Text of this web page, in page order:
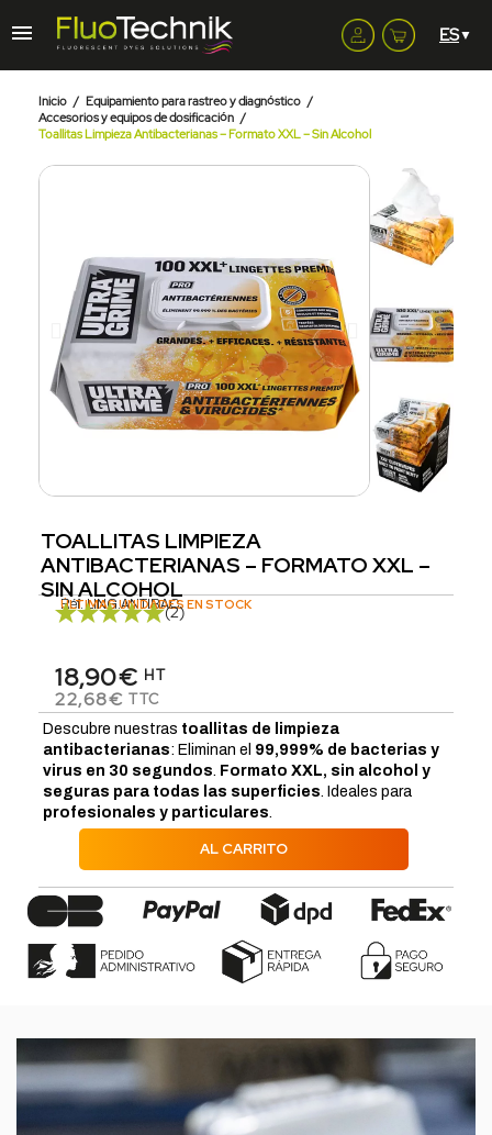
Inicio
Equipamiento para rastreo y diagnóstico
Accesorios y equipos de dosificación
Toallitas Limpieza Antibacterianas – Formato XXL – Sin Alcohol
TOALLITAS LIMPIEZA
ANTIBACTERIANAS – FORMATO XXL –
SIN ALCOHOL
Réf. LING.ANTIBAC
ÚLTIMAS UNIDADES EN STOCK
(2)
18,90€ HT
22,68€ TTC
Descubre nuestras toallitas de limpieza
antibacterianas: Eliminan el 99,999% de bacterias y
virus en 30 segundos. Formato XXL, sin alcohol y
seguras para todas las superficies. Ideales para
profesionales y particulares.
AL CARRITO